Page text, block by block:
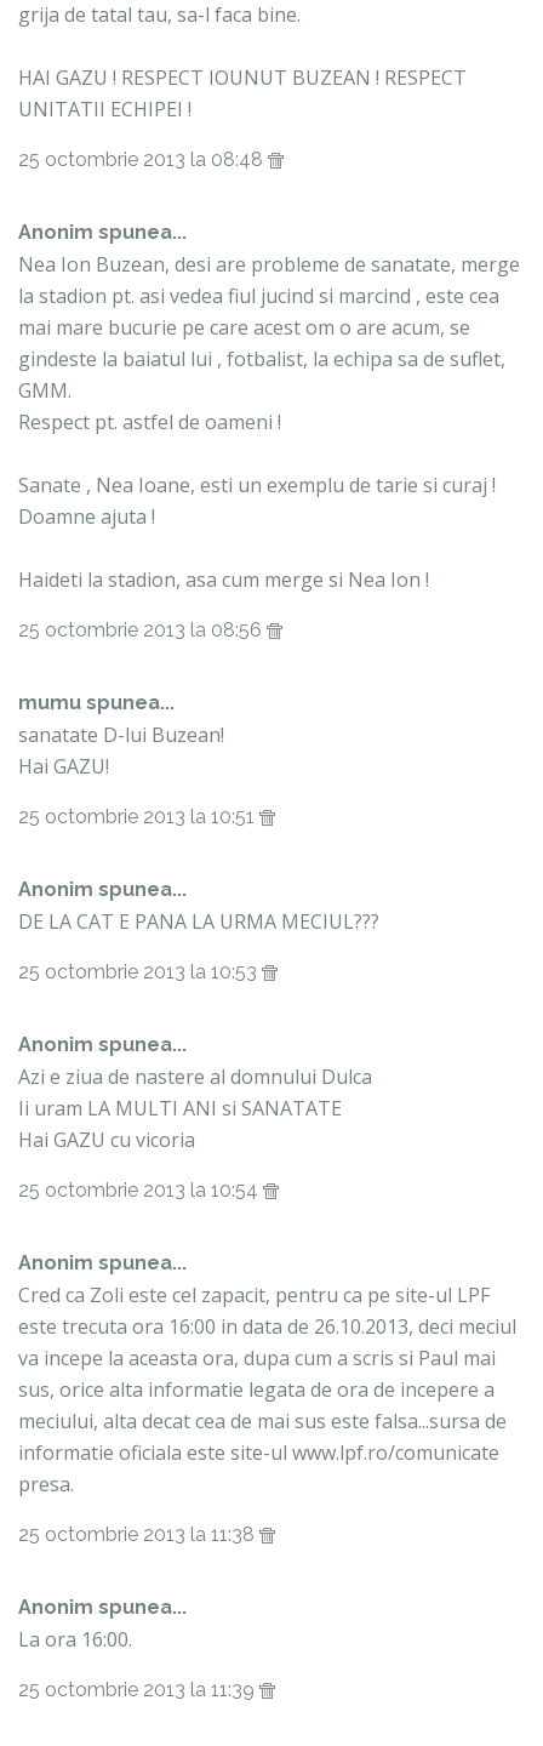
grija de tatal tau, sa-l faca bine.
HAI GAZU ! RESPECT IOUNUT BUZEAN ! RESPECT
UNITATII ECHIPEI !
25 octombrie 2013 la 08:48
Anonim spunea...
Nea Ion Buzean, desi are probleme de sanatate, merge
la stadion pt. asi vedea fiul jucind si marcind , este cea
mai mare bucurie pe care acest om o are acum, se
gindeste la baiatul lui , fotbalist, la echipa sa de suflet,
GMM.
Respect pt. astfel de oameni !
Sanate , Nea Ioane, esti un exemplu de tarie si curaj !
Doamne ajuta !
Haideti la stadion, asa cum merge si Nea Ion !
25 octombrie 2013 la 08:56
mumu spunea...
sanatate D-lui Buzean!
Hai GAZU!
25 octombrie 2013 la 10:51
Anonim spunea...
DE LA CAT E PANA LA URMA MECIUL???
25 octombrie 2013 la 10:53
Anonim spunea...
Azi e ziua de nastere al domnului Dulca
Ii uram LA MULTI ANI si SANATATE
Hai GAZU cu vicoria
25 octombrie 2013 la 10:54
Anonim spunea...
Cred ca Zoli este cel zapacit, pentru ca pe site-ul LPF
este trecuta ora 16:00 in data de 26.10.2013, deci meciul
va incepe la aceasta ora, dupa cum a scris si Paul mai
sus, orice alta informatie legata de ora de incepere a
meciului, alta decat cea de mai sus este falsa...sursa de
informatie oficiala este site-ul www.lpf.ro/comunicate
presa.
25 octombrie 2013 la 11:38
Anonim spunea...
La ora 16:00.
25 octombrie 2013 la 11:39